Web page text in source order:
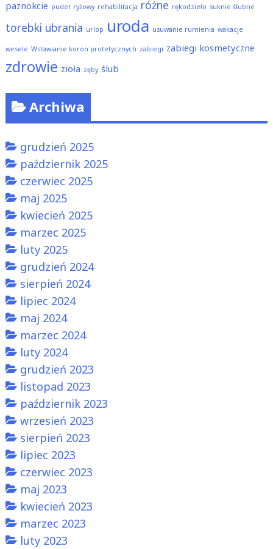
paznokcie puder ryżowy rehabilitacja różne rękodzieło suknie ślubne
torebki ubrania urlop uroda usuwanie rumienia wakacje
wesele Wstawianie koron protetycznych zabiegi zabiegi kosmetyczne
zdrowie zioła zęby ślub
Archiwa
grudzień 2025
październik 2025
czerwiec 2025
maj 2025
kwiecień 2025
marzec 2025
luty 2025
grudzień 2024
sierpień 2024
lipiec 2024
maj 2024
marzec 2024
luty 2024
grudzień 2023
listopad 2023
październik 2023
wrzesień 2023
sierpień 2023
lipiec 2023
czerwiec 2023
maj 2023
kwiecień 2023
marzec 2023
luty 2023